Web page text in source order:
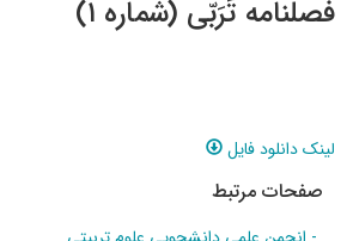
فصلنامه تَرَبّی (شماره ۱)
لینک دانلود فایل
صفحات مرتبط